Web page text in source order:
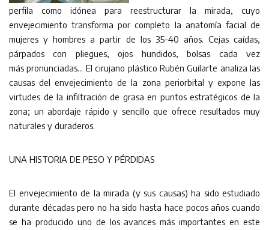
perfila como idónea para reestructurar la mirada, cuyo
envejecimiento transforma por completo la anatomía facial de
mujeres y hombres a partir de los 35-40 años. Cejas caídas,
párpados con pliegues, ojos hundidos, bolsas cada vez
más pronunciadas… El cirujano plástico Rubén Guilarte analiza las
causas del envejecimiento de la zona periorbital y expone las
virtudes de la infiltración de grasa en puntos estratégicos de la
zona; un abordaje rápido y sencillo que ofrece resultados muy
naturales y duraderos.
UNA HISTORIA DE PESO Y PÉRDIDAS
El envejecimiento de la mirada (y sus causas) ha sido estudiado
durante décadas pero no ha sido hasta hace pocos años cuando
se ha producido uno de los avances más importantes en este